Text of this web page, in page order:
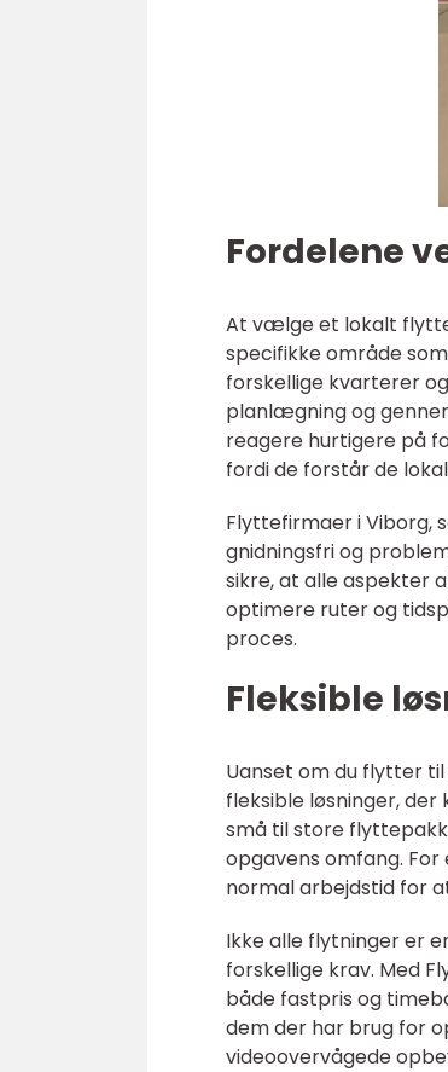
Fordelene
At vælge et lokalt
specifikke område
forskellige kvarterer
planlægning og
reagere hurtigere på
fordi de forstår de
Flyttefirmaer i Viborg,
gnidningsfri og
sikre, at alle aspekter
optimere ruter og
proces.
Fleksible
Uanset om du flytter
fleksible løsninger,
små til store
opgavens omfang.
normal arbejdstid for
Ikke alle flytninger er
forskellige krav. Med
både fastpris og
dem der har brug for
videoovervågede